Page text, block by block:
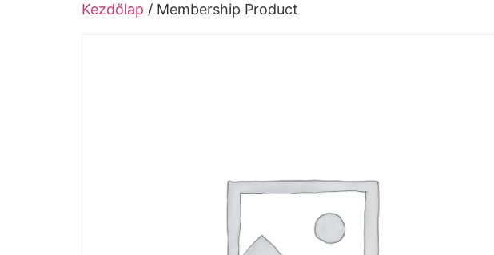
Kezdőlap / Membership Product